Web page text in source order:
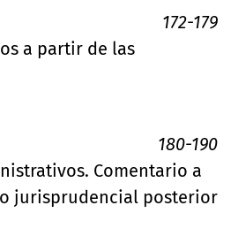
172-179
a partir de las
180-190
Comentario a
jurisprudencial posterior